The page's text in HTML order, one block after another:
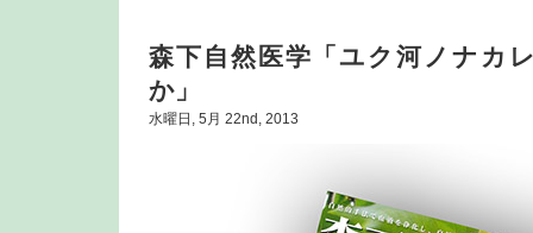
森下自然医学「ユク河ノナカ
か」
水曜日, 5月 22nd, 2013